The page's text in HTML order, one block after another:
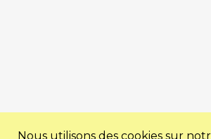
Nous utilisons des cookies sur